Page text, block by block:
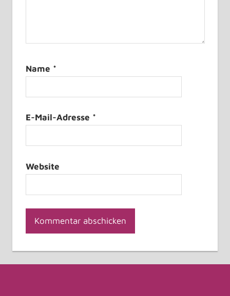
Name *
E-Mail-Adresse *
Website